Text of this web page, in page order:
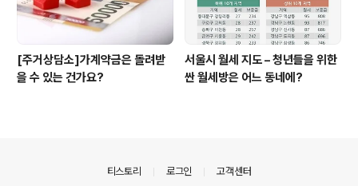
[주거상담소]가계약금은 돌려받
을 수 있는 건가요?
서울시 월세 지도 – 청년들을 위한
싼 월세방은 어느 동네에?
티스토리 로그인 고객센터